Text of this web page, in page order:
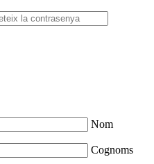
Nom
Cognoms